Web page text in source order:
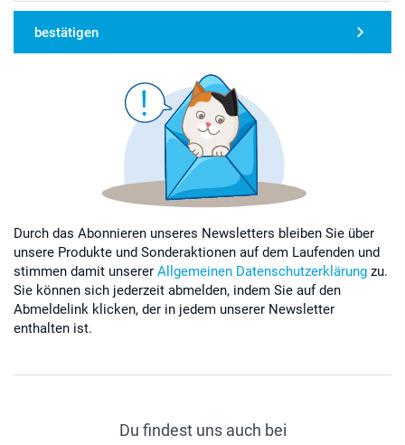
bestätigen
Durch das Abonnieren unseres Newsletters bleiben Sie über
unsere Produkte und Sonderaktionen auf dem Laufenden und
stimmen damit unserer Allgemeinen Datenschutzerklärung zu.
Sie können sich jederzeit abmelden, indem Sie auf den
Abmeldelink klicken, der in jedem unserer Newsletter
enthalten ist.
Du findest uns auch bei